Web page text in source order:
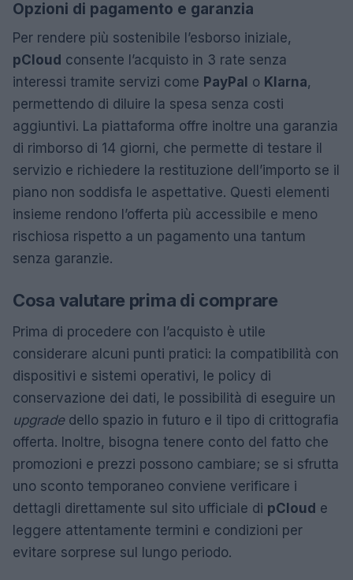
Opzioni di pagamento e garanzia
Per rendere più sostenibile l’esborso iniziale,
pCloud consente l’acquisto in 3 rate senza
interessi tramite servizi come PayPal o Klarna,
permettendo di diluire la spesa senza costi
aggiuntivi. La piattaforma offre inoltre una garanzia
di rimborso di 14 giorni, che permette di testare il
servizio e richiedere la restituzione dell’importo se il
piano non soddisfa le aspettative. Questi elementi
insieme rendono l’offerta più accessibile e meno
rischiosa rispetto a un pagamento una tantum
senza garanzie.
Cosa valutare prima di comprare
Prima di procedere con l’acquisto è utile
considerare alcuni punti pratici: la compatibilità con
dispositivi e sistemi operativi, le policy di
conservazione dei dati, le possibilità di eseguire un
upgradedello spazio in futuro e il tipo di crittografia
offerta. Inoltre, bisogna tenere conto del fatto che
promozioni e prezzi possono cambiare; se si sfrutta
uno sconto temporaneo conviene verificare i
dettagli direttamente sul sito ufficiale di pCloud e
leggere attentamente termini e condizioni per
evitare sorprese sul lungo periodo.